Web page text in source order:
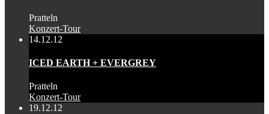
Pratteln
Konzert-Tour
14.12.12
ICED EARTH + EVERGREY
Pratteln
Konzert-Tour
19.12.12